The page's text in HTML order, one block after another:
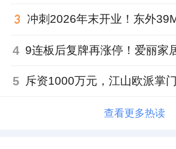
4
5
查看更多热读